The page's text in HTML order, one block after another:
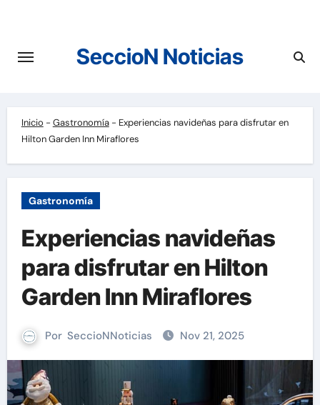
contenido
SeccioN Noticias
Inicio - Gastronomía- Experiencias navideñas para disfrutar en
Hilton Garden Inn Miraflores
Gastronomía
Experiencias navideñas
para disfrutar en Hilton
Garden Inn Miraflores
Por SeccioNNoticias Nov 21, 2025